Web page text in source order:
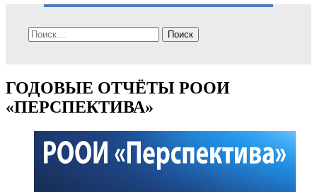
Найти:
ГОДОВЫЕ ОТЧЁТЫ РООИ
«ПЕРСПЕКТИВА»